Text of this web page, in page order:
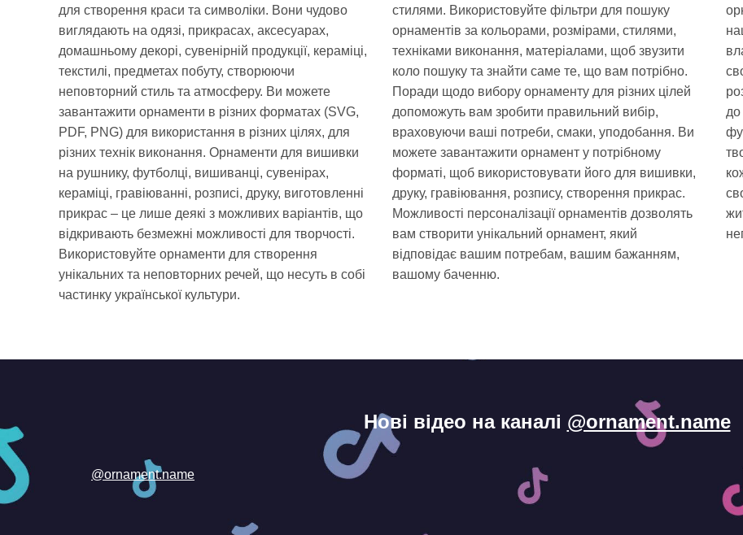
для створення краси та символіки. Вони чудово
виглядають на одязі, прикрасах, аксесуарах,
домашньому декорі, сувенірній продукції, кераміці,
текстилі, предметах побуту, створюючи
неповторний стиль та атмосферу. Ви можете
завантажити орнаменти в різних форматах (SVG,
PDF, PNG) для використання в різних цілях, для
різних технік виконання. Орнаменти для вишивки
на рушнику, футболці, вишиванці, сувенірах,
кераміці, гравіюванні, розписі, друку, виготовленні
прикрас – це лише деякі з можливих варіантів, що
відкривають безмежні можливості для творчості.
Використовуйте орнаменти для створення
унікальних та неповторних речей, що несуть в собі
частинку української культури.
стилями. Використовуйте фільтри для пошуку
орнаментів за кольорами, розмірами, стилями,
техніками виконання, матеріалами, щоб звузити
коло пошуку та знайти саме те, що вам потрібно.
Поради щодо вибору орнаменту для різних цілей
допоможуть вам зробити правильний вибір,
враховуючи ваші потреби, смаки, уподобання. Ви
можете завантажити орнамент у потрібному
форматі, щоб використовувати його для вишивки,
друку, гравіювання, розпису, створення прикрас.
Можливості персоналізації орнаментів дозволять
вам створити унікальний орнамент, який
відповідає вашим потребам, вашим бажанням,
вашому баченню.
до
Нові відео на каналі @ornament.name
@ornament.name